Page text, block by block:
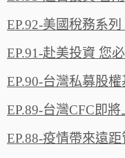
EP.92-美國稅務系
EP.91-赴美投資 您
EP.90-台灣私募股
EP.89-台灣CFC即
EP.88-疫情帶來遠